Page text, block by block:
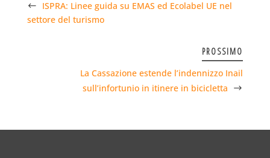
ISPRA: Linee guida su EMAS ed Ecolabel UE nel
settore del turismo
PROSSIMO
La Cassazione estende l’indennizzo Inail
sull’infortunio in itinere in bicicletta